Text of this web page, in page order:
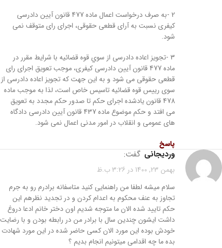
2 -به صرف درخواست اعمال ماده 477 قانون آیین دادرسی
کیفری نسبت به آرای قطعی حقوقی، اجرای رای متوقف نمی
شود.
3 -تجویز اعاده دادرسی از سوي قوه قضائیه با شرایط مقرر در
ماده 477 قانون آیین دادرسی کیفری، موجب تعویق اجرای رای
قطعی حقوقی می شود و به این جهت که تجویز اعاده دادرسی از
سوی رییس قوه قضائیه تاسیس خاص است، لذا به موجب ماده
478 قانون یادشده اجرای حکم تا صدور حکم مجدد به تعویق
می افتد و حکم موضوع ماده 437 قانون آیین دادرسی دادگاه
های عمومی و انقلاب در امور مدنی اعمال نمی شود.
پاسخ
وردیجانی گفت:
بهمن 23, 1400 در 3:26 ب.ظ
سلام میشه لطفا من راهنمایی کنید متاسفانه برادرم رو به جرم
تجاوز به عنف محکوم به اعدام کردن و در تجدید نظرهم این
حکم تایید شده الان ما متوجه شدیم اون دختر خانم ادعا دروغ
داشت ایشون چندین سال با برادر من در رابطه بودن و با رضایت
خودش بوده این مورد الان کسی حاضر شده در این مورد شهادت
بده ما چه اقدامی میتونیم انجام بدیم ؟